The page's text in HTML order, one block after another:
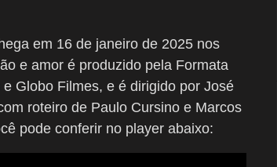
em 16 de janeiro de 2025 nos
e amor é produzido pela Formata
e Globo Filmes, e é dirigido por José
roteiro de Paulo Cursino e Marcos
pode conferir no player abaixo: